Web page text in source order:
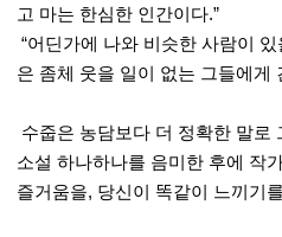
고 마는 한심한 인간이다.”
“어딘가에 나와 비슷한 사람이
은 좀체 웃을 일이 없는 그들에게
수줍은 농담보다 더 정확한 말로
소설 하나하나를 음미한 후에 작
즐거움을, 당신이 똑같이 느끼기